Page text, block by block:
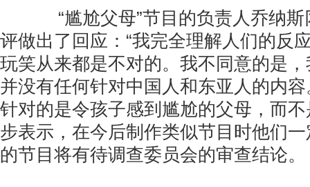
“尴尬父母”节目的负责人乔纳斯
评做出了回应：“我完全理解人们的反
玩笑从来都是不对的。我不同意的是
并没有任何针对中国人和东亚人的内
针对的是令孩子感到尴尬的父母，而
步表示，在今后制作类似节目时他们
的节目将有待调查委员会的审查结论。